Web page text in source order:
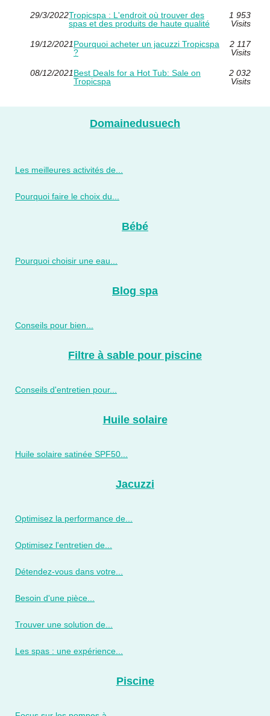
29/3/2022Tropicspa : L'endroit où trouver des
spas et des produits de haute qualité
1 953
Visits
19/12/2021Pourquoi acheter un jacuzzi Tropicspa
?
2 117
Visits
08/12/2021Best Deals for a Hot Tub: Sale on
Tropicspa
2 032
Visits
Domainedusuech
Les meilleures activités de...
Pourquoi faire le choix du...
Bébé
Pourquoi choisir une eau...
Blog spa
Conseils pour bien...
Filtre à sable pour piscine
Conseils d'entretien pour...
Huile solaire
Huile solaire satinée SPF50...
Jacuzzi
Optimisez la performance de...
Optimisez l'entretien de...
Détendez-vous dans votre...
Besoin d'une pièce...
Trouver une solution de...
Les spas : une expérience...
Piscine